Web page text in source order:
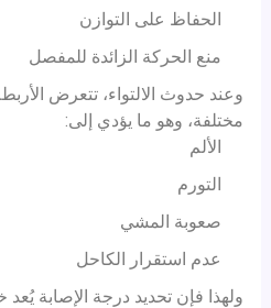
الحفاظ على التوازن
منع الحركة الزائدة للمفصل
وعند حدوث الالتواء، تتعرض
مختلفة، وهو ما يؤدي إلى:
الألم
التورم
صعوبة المشي
عدم استقرار الكاحل
ولهذا فإن تحديد درجة الإصابة